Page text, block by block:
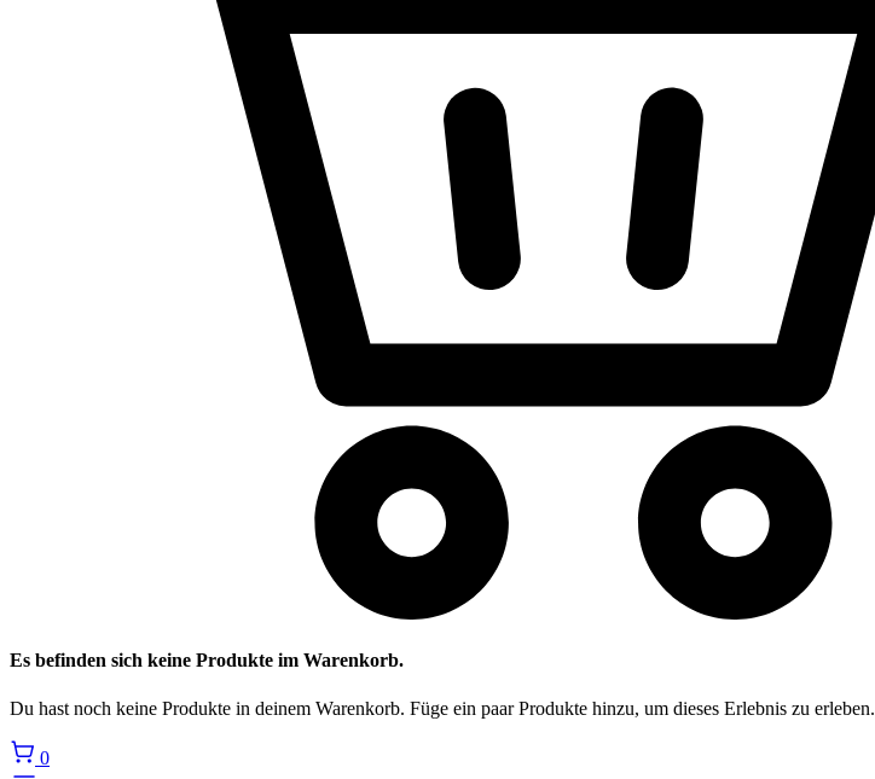
Es befinden sich keine Produkte im Warenkorb.
Du hast noch keine Produkte in deinem Warenkorb. Füge ein paar Produkte hinzu, um dieses Erlebnis zu erleben.
0